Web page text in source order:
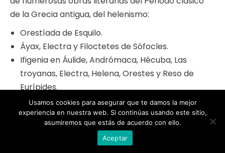
de la Grecia antigua, del helenismo:
Orestíada de Esquilo.
Áyax, Electra y Filoctetes de Sófocles.
Ifigenia en Áulide, Andrómaca, Hécuba, Las
troyanas, Electra, Helena, Orestes y Reso de
Eurípides.
Posthoméricas de Quinto de Esmirna (siglo III d.
C.)
Usamos cookies para asegurar que te damos la mejor
experiencia en nuestra web. Si continúas usando este sitio,
asumiremos que estás de acuerdo con ello.
Aceptar